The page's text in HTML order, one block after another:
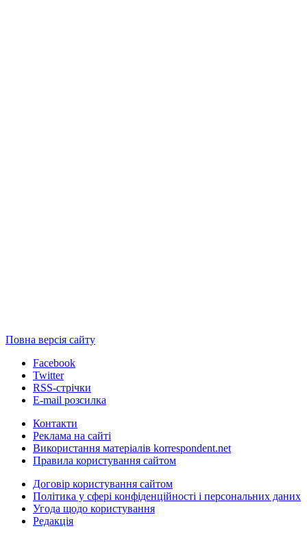
Повна версія сайту
Facebook
Twitter
RSS-стрічки
E-mail розсилка
Контакти
Реклама на сайті
Використання матеріалів korrespondent.net
Правила користування сайтом
Договір користування сайтом
Політика у сфері конфіденційності і персональних даних
Угода щодо користування
Редакція